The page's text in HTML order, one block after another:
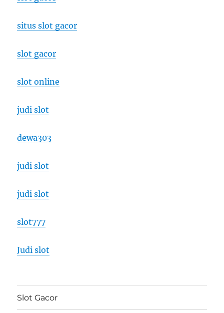
situs slot gacor
slot gacor
slot online
judi slot
dewa303
judi slot
judi slot
slot777
Judi slot
Slot Gacor